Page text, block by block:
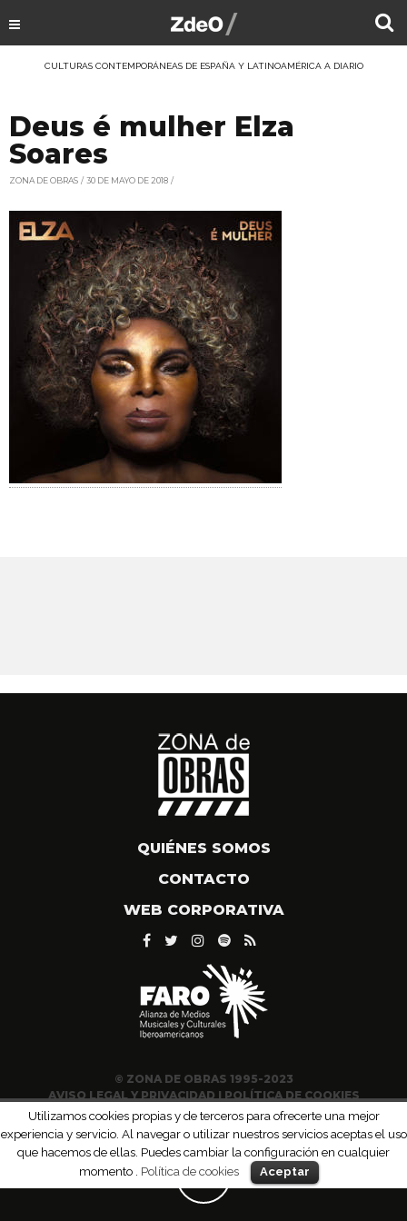
CULTURAS CONTEMPORÁNEAS DE ESPAÑA Y LATINOAMÉRICA A DIARIO
Deus é mulher Elza
Soares
ZONA DE OBRAS 30 DE MAYO DE 2018
QUIÉNES SOMOS
CONTACTO
WEB CORPORATIVA
© ZONA DE OBRAS 1995-2023
AVISO LEGAL Y PRIVACIDAD|POLÍTICA DE COOKIES
Utilizamos cookies propias y de terceros para ofrecerte una mejor
experiencia y servicio. Al navegar o utilizar nuestros servicios aceptas el uso
que hacemos de ellas. Puedes cambiar la configuración en cualquier
momento . Política de cookies Aceptar